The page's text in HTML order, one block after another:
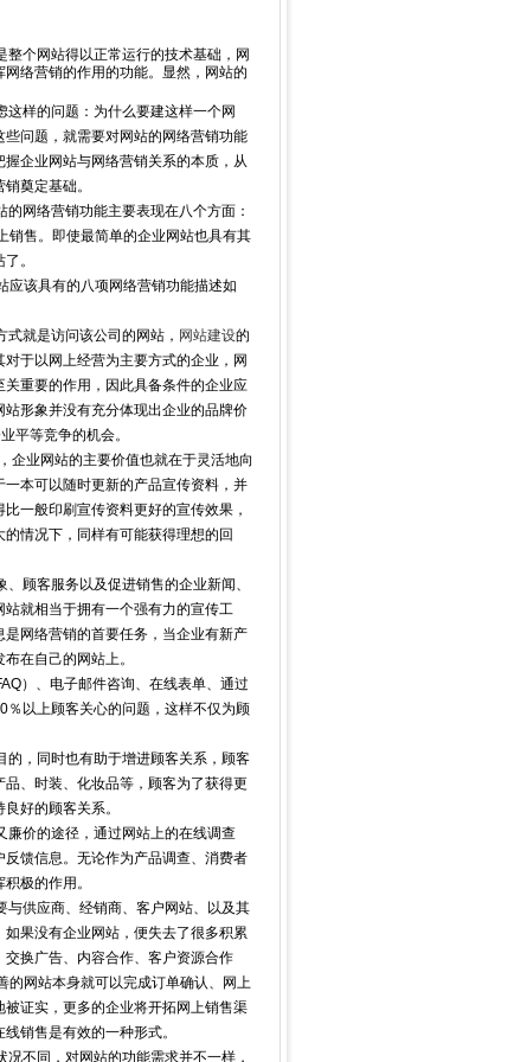
个网站得以正常运行的技术基础，网
络营销的作用的功能。显然，网站的
样的问题：为什么要建这样一个网
问题，就需要对网站的网络营销功能
企业网站与网络营销关系的本质，从
奠定基础。
网络营销功能主要表现在八个方面：
销售。即使最简单的企业网站也具有其
。
应该具有的八项网络营销功能描述如
就是访问该公司的网站， 网站建设的
于以网上经营为主要方式的企业，网
重要的作用，因此具备条件的企业应
形象并没有充分体现出企业的品牌价
平等竞争的机会。
企业网站的主要价值也就在于灵活地向
本可以随时更新的产品宣传资料，并
一般印刷宣传资料更好的宣传效果，
情况下，同样有可能获得理想的回
顾客服务以及促进销售的企业新闻、
就相当于拥有一个强有力的宣传工
网络营销的首要任务，当企业有新产
在自己的网站上。
）、电子邮件咨询、在线表单、通过
％以上顾客关心的问题，这样不仅为顾
的，同时也有助于增进顾客关系，顾客
、时装、化妆品等，顾客为了获得更
好的顾客关系。
廉价的途径，通过网站上的在线调查
馈信息。无论作为产品调查、消费者
极的作用。
与供应商、经销商、客户网站、以及其
果没有企业网站，便失去了很多积累
换广告、内容合作、客户资源合作
的网站本身就可以完成订单确认、网上
证实，更多的企业将开拓网上销售渠
销售是有效的一种形式。
不同，对网站的功能需求并不一样，